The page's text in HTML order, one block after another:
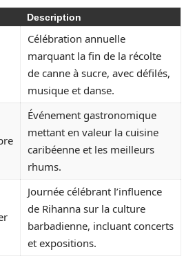
Description
Célébration annuelle
marquant la fin de la récolte
de canne à sucre, avec défilés,
musique et danse.
Événement gastronomique
mettant en valeur la cuisine
caribéenne et les meilleurs
rhums.
Journée célébrant l’influence
de Rihanna sur la culture
barbadienne, incluant concerts
et expositions.